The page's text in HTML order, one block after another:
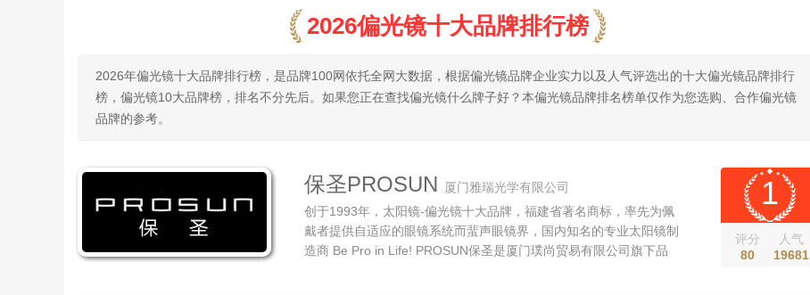
2026偏光镜十大品牌排行榜
2026年偏光镜十大品牌排行榜，是品牌100网依托全网大数据，根据偏光镜品牌企业实力以及人气评选出的十大偏光镜品牌排行
榜，偏光镜10大品牌榜，排名不分先后。如果您正在查找偏光镜什么牌子好？本偏光镜品牌排名榜单仅作为您选购、合作偏光镜
品牌的参考。
保圣PROSUN 厦门雅瑞光学有限公司
创于1993年，太阳镜-偏光镜十大品牌，福建省著名商标，率先为佩
戴者提供自适应的眼镜系统而蜚声眼镜界，国内知名的专业太阳镜制
造商 Be Pro in Life! PROSUN保圣是厦门璞尚贸易有限公司旗下品
1
评分
80
人气
19681